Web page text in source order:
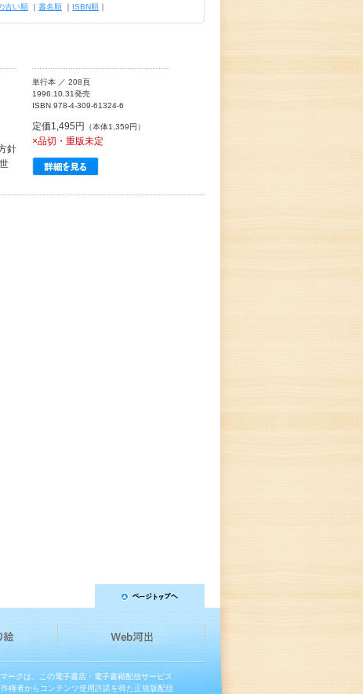
古い順 ｜ 書名順 ｜ ISBN順 ｜
針
単行本 ／ 208頁
1996.10.31発売
ISBN 978-4-309-61324-6
定価1,495円 （本体1,359円）
×品切・重版未定
マークは、この電子書店・電子書籍配信サービス
権者からコンテンツ使用許諾を得た正規版配信